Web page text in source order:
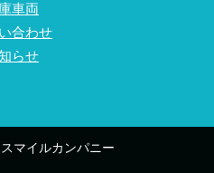
車両
合わせ
らせ
マイルカンパニー